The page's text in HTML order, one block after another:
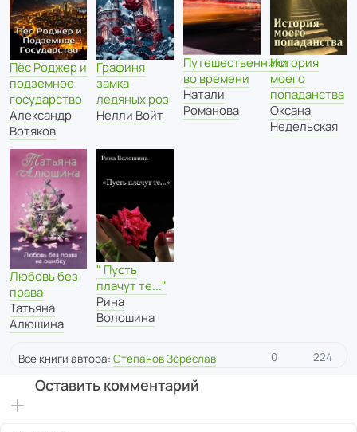
Пёс Роджер и
подземное
государство
Александр
Вотяков
Графиня
замка
ледяных роз
Нелли Войт
Путешественники
во времени
Натали
Романова
История
моего
попаданства
Оксана
Недельская
Любовь без
права
Татьяна
Алюшина
" Пусть
плачут те..."
Рина
Волошина
Все книги автора: Степанов Зореслав 0 224
Оставить комментарий